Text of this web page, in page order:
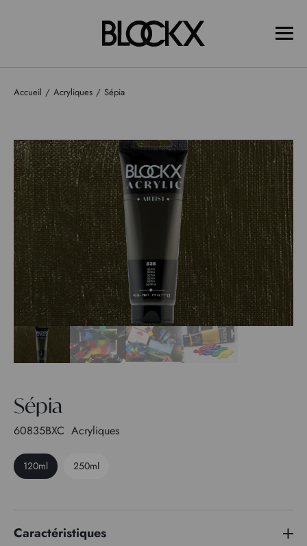
Accueil Acryliques Sépia
Sépia
60835BXC Acryliques
120ml 250ml
Caractéristiques